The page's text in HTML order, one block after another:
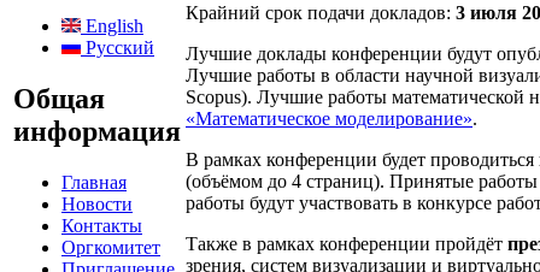
English
Русский
Общая
информация
Главная
Новости
Контакты
Оргкомитет
Крайний срок подачи докладов: 3 июля
Лучшие доклады конференции будут
Лучшие работы в области научной
Scopus). Лучшие работы математической
«Математическое моделирование».
В рамках конференции будет проводиться
(объёмом до 4 страниц). Принятые
работы будут участвовать в конкурсе
Также в рамках конференции пройдёт
зрения, систем визуализации и